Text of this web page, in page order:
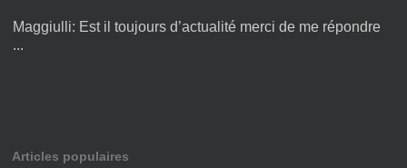
Maggiulli: Est il toujours d’actualité merci de me répondre
...
Articles populaires